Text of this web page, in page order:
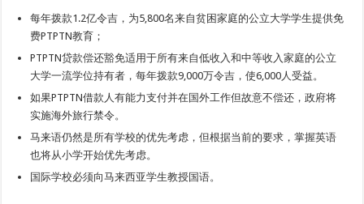
每年拨款1.2亿令吉，为5,800名来自贫困家庭的公立大学学生提供免
费PTPTN教育；
PTPTN贷款偿还豁免适用于所有来自低收入和中等收入家庭的公立
大学一流学位持有者，每年拨款9,000万令吉，使6,000人受益。
如果PTPTN借款人有能力支付并在国外工作但故意不偿还，政府将
实施海外旅行禁令。
马来语仍然是所有学校的优先考虑，但根据当前的要求，掌握英语
也将从小学开始优先考虑。
国际学校必须向马来西亚学生教授国语。